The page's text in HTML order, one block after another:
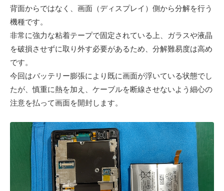
背面からではなく、画面（ディスプレイ）側から分解を行う
機種です。
非常に強力な粘着テープで固定されている上、ガラスや液晶
を破損させずに取り外す必要があるため、分解難易度は高め
です。
今回はバッテリー膨張により既に画面が浮いている状態でし
たが、慎重に熱を加え、ケーブルを断線させないよう細心の
注意を払って画面を開封します。